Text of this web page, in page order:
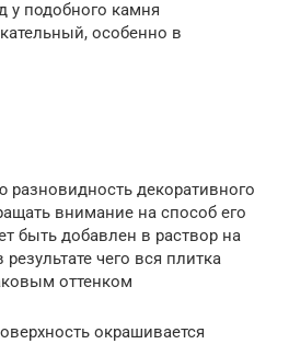
у подобного камня
особенно в
разновидность декоративного
внимание на способ его
быть добавлен в раствор на
чего вся плитка
оттенком
окрашивается